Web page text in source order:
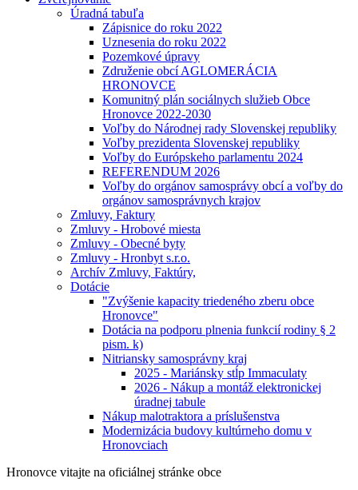
Úradná tabuľa
Zápisnice do roku 2022
Uznesenia do roku 2022
Pozemkové úpravy
Združenie obcí AGLOMERÁCIA
HRONOVCE
Komunitný plán sociálnych služieb Obce
Hronovce 2022-2030
Voľby do Národnej rady Slovenskej republiky
Voľby prezidenta Slovenskej republiky
Voľby do Európskeho parlamentu 2024
REFERENDUM 2026
Voľby do orgánov samosprávy obcí a voľby do
orgánov samosprávnych krajov
Zmluvy, Faktury
Zmluvy - Hrobové miesta
Zmluvy - Obecné byty
Zmluvy - Hronbyt s.r.o.
Archív Zmluvy, Faktúry,
Dotácie
"Zvýšenie kapacity triedeného zberu obce
Hronovce"
Dotácia na podporu plnenia funkcií rodiny § 2
pism. k)
Nitriansky samosprávny kraj
2025 - Mariánsky stĺp Immaculaty
2026 - Nákup a montáž elektronickej
úradnej tabule
Nákup malotraktora a príslušenstva
Modernizácia budovy kultúrneho domu v
Hronovciach
Hronovce vitajte na oficiálnej stránke obce